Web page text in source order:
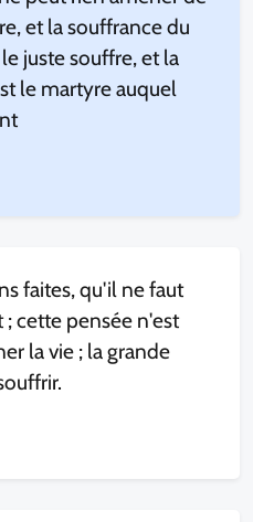
et la souffrance du
juste souffre, et la
le martyre auquel
faites, qu'il ne faut
; cette pensée n'est
la vie ; la grande